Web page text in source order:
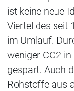
ist keine neue
Viertel des seit
im Umlauf.
weniger CO2
gespart. Auch
Rohstoffe aus